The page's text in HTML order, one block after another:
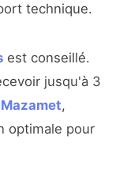
technique.
est conseillé.
jusqu'à 3
,
optimale pour